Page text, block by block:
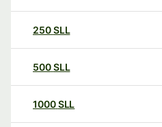
250SLL
500SLL
1000SLL